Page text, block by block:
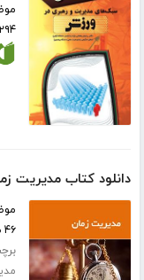
۲۹۴ صفحه
دانلود کتاب مدیریت
۴۶ صفحه